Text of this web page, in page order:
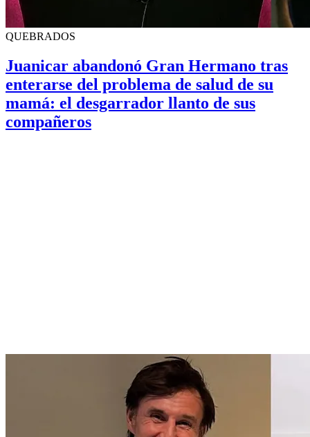
QUEBRADOS
Juanicar abandonó Gran Hermano tras
enterarse del problema de salud de su
mamá: el desgarrador llanto de sus
compañeros